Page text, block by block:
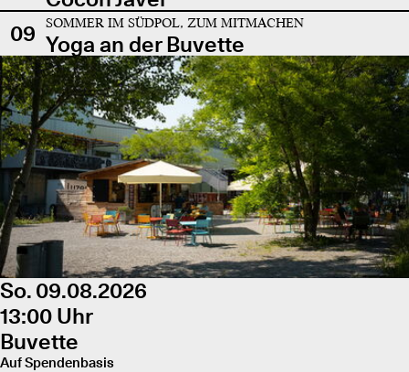
09
SOMMER IM SÜDPOL, ZUM MITMACHEN
Yoga an der Buvette
So. 09.08.2026
13:00 Uhr
Buvette
Auf Spendenbasis